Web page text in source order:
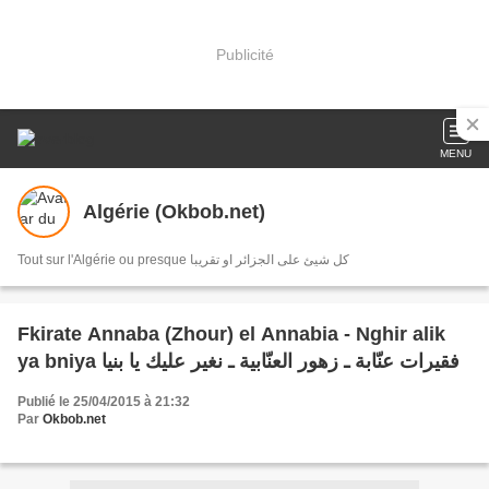
Publicité
MENU
Algérie (Okbob.net)
Tout sur l'Algérie ou presque كل شيئ على الجزائر او تقريبا
Fkirate Annaba (Zhour) el Annabia - Nghir alik
ya bniya فقيرات عنّابة ـ زهور العنّابية ـ نغير عليك يا بنيا
Publié le 25/04/2015 à 21:32
Par Okbob.net